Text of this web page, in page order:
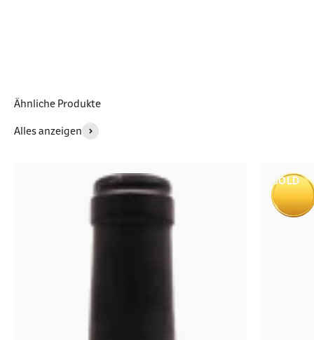
Ähnliche Produkte
Alles anzeigen
GOLD